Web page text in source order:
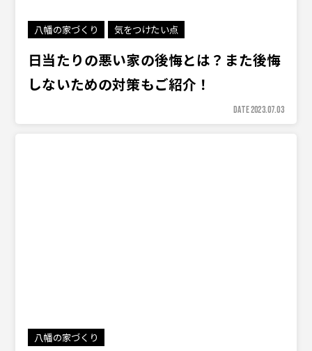
八幡の家づくり 気をつけたい点
日当たりの悪い家の後悔とは？また後悔
しないための対策もご紹介！
DATE 2023.07.03
八幡の家づくり